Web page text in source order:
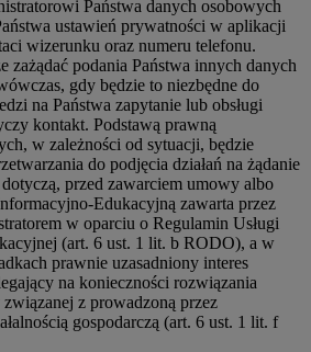
Państwa danych osobowych
ustawień prywatności w aplikacji
wizerunku oraz numeru telefonu.
zażądać podania Państwa innych danych
gdy będzie to niezbędne do
na Państwa zapytanie lub obsługi
kontakt. Podstawą prawną
w zależności od sytuacji, będzie
do podjęcia działań na żądanie
przed zawarciem umowy albo
Edukacyjną zawarta przez
w oparciu o Regulamin Usługi
(art. 6 ust. 1 lit. b RODO), a w
prawnie uzasadniony interes
na konieczności rozwiązania
związanej z prowadzoną przez
gospodarczą (art. 6 ust. 1 lit. f